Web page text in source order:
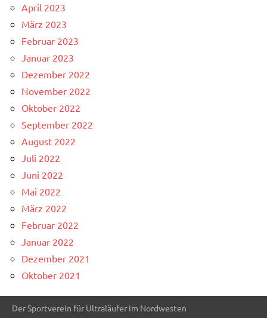
April 2023
März 2023
Februar 2023
Januar 2023
Dezember 2022
November 2022
Oktober 2022
September 2022
August 2022
Juli 2022
Juni 2022
Mai 2022
März 2022
Februar 2022
Januar 2022
Dezember 2021
Oktober 2021
Der Sportverein für Ultraläufer im Nordwesten